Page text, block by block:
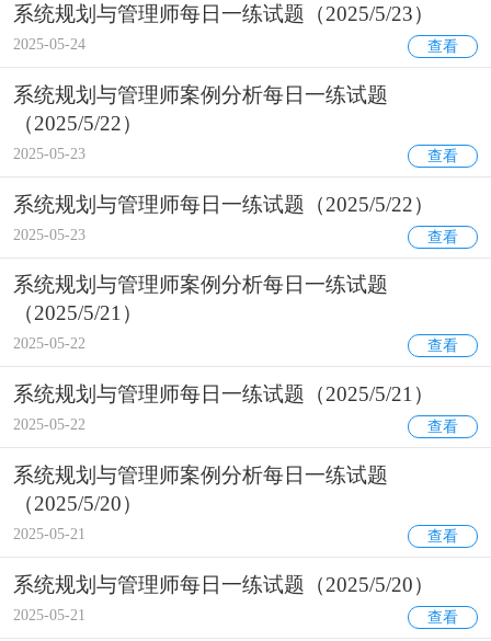
系统规划与管理师每日一练试题（2025/5/23）
2025-05-24 查看
系统规划与管理师案例分析每日一练试题
（2025/5/22）
2025-05-23 查看
系统规划与管理师每日一练试题（2025/5/22）
2025-05-23 查看
系统规划与管理师案例分析每日一练试题
（2025/5/21）
2025-05-22 查看
系统规划与管理师每日一练试题（2025/5/21）
2025-05-22 查看
系统规划与管理师案例分析每日一练试题
（2025/5/20）
2025-05-21 查看
系统规划与管理师每日一练试题（2025/5/20）
2025-05-21 查看